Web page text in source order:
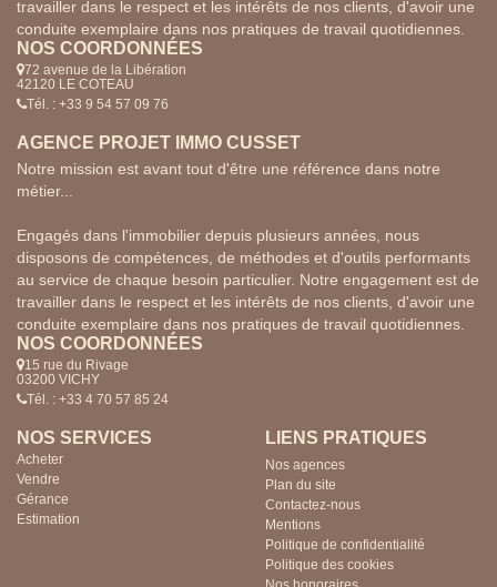
travailler dans le respect et les intérêts de nos clients, d'avoir une
conduite exemplaire dans nos pratiques de travail quotidiennes.
NOS COORDONNÉES
72 avenue de la Libération
42120 LE COTEAU
Tél. : +33 9 54 57 09 76
AGENCE PROJET IMMO CUSSET
Notre mission est avant tout d'être une référence dans notre
métier...
Engagés dans l'immobilier depuis plusieurs années, nous
disposons de compétences, de méthodes et d'outils performants
au service de chaque besoin particulier. Notre engagement est de
travailler dans le respect et les intérêts de nos clients, d'avoir une
conduite exemplaire dans nos pratiques de travail quotidiennes.
NOS COORDONNÉES
15 rue du Rivage
03200 VICHY
Tél. : +33 4 70 57 85 24
NOS SERVICES
Acheter
Vendre
Gérance
Estimation
LIENS PRATIQUES
Nos agences
Plan du site
Contactez-nous
Mentions
Politique de confidentialité
Politique des cookies